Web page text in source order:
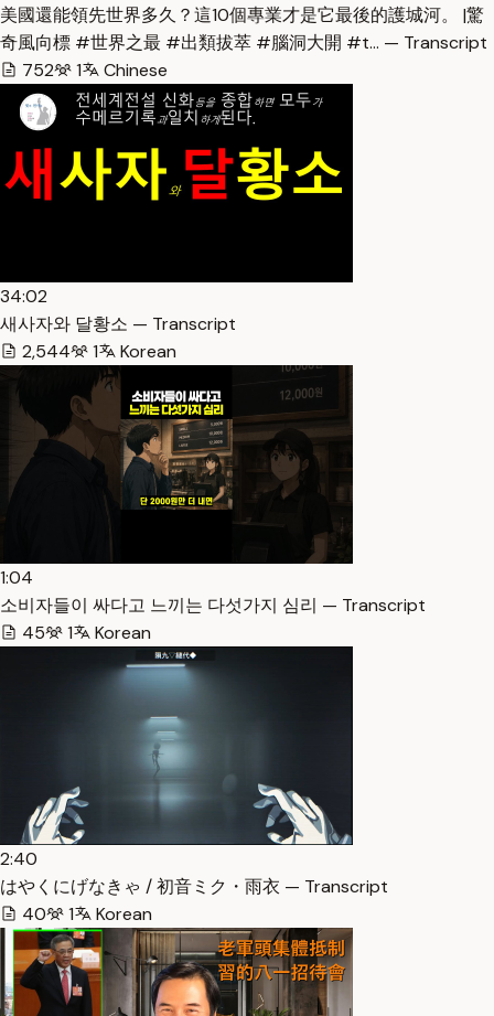
美國還能領先世界多久？這10個專業才是它最後的護城河。 |驚
奇風向標 #世界之最 #出類拔萃 #腦洞大開 #t… — Transcript
752
1 Chinese
34:02
새사자와 달황소 — Transcript
2,544
1 Korean
1:04
소비자들이 싸다고 느끼는 다섯가지 심리 — Transcript
45
1 Korean
2:40
はやくにげなきゃ / 初音ミク・雨衣 — Transcript
40
1 Korean